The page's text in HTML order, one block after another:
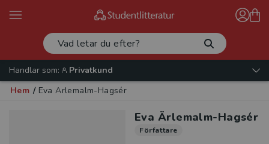
Handlar som:
Privatkund
Hem / Eva Ärlemalm-Hagsér
Eva Ärlemalm-Hagsér
Författare